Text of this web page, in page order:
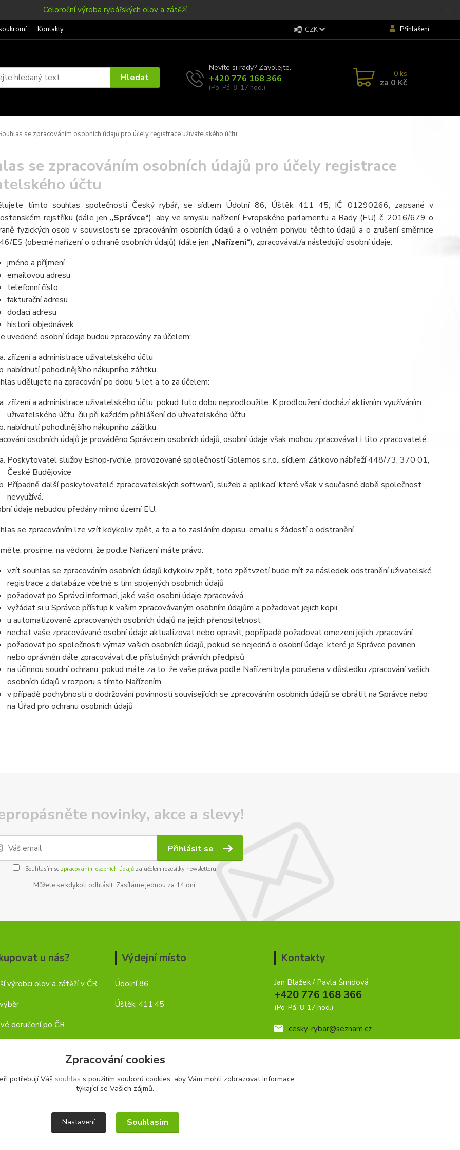
Celoroční výroba rybářských olov a zátěží
Kontakty CZK Přihlášení
Hledat
Nevíte si rady? Zavolejte.
+420 776 168 366
(Po-Pá, 8-17 hod.)
0 ks
za 0 Kč
se zpracováním osobních údajů pro účely registrace uživatelského účtu
se zpracováním osobních údajů pro účely registrace
účtu
tímto souhlas společnosti Český rybář, se sídlem Údolní 86, Úštěk 411 45, IČ 01290266, zapsané v
rejstříku (dále jen „Správce“), aby ve smyslu nařízení Evropského parlamentu a Rady (EU) č. 2016/679 o
fyzických osob v souvislosti se zpracováním osobních údajů a o volném pohybu těchto údajů a o zrušení směrnice
ES (obecné nařízení o ochraně osobních údajů) (dále jen „Nařízení“), zpracovával/a následující osobní údaje:
jméno a příjmení
emailovou adresu
telefonní číslo
fakturační adresu
dodací adresu
historii objednávek
uvedené osobní údaje budou zpracovány za účelem:
zřízení a administrace uživatelského účtu
nabídnutí pohodlnějšího nákupního zážitku
udělujete na zpracování po dobu 5 let a to za účelem:
zřízení a administrace uživatelského účtu, pokud tuto dobu neprodloužíte. K prodloužení dochází aktivním využíváním
uživatelského účtu, čili při každém přihlášení do uživatelského účtu
nabídnutí pohodlnějšího nákupního zážitku
osobních údajů je prováděno Správcem osobních údajů, osobní údaje však mohou zpracovávat i tito zpracovatelé:
Poskytovatel služby Eshop-rychle, provozované společností Golemos s.r.o., sídlem Zátkovo nábřeží 448/73, 370 01,
České Budějovice
Případně další poskytovatelé zpracovatelských softwarů, služeb a aplikací, které však v současné době společnost
nevyužívá.
údaje nebudou předány mimo území EU.
se zpracováním lze vzít kdykoliv zpět, a to a to zasláním dopisu, emailu s žádostí o odstranění.
prosíme, na vědomí, že podle Nařízení máte právo:
vzít souhlas se zpracováním osobních údajů kdykoliv zpět, toto zpětvzetí bude mít za následek odstranění uživatelské
registrace z databáze včetně s tím spojených osobních údajů
požadovat po Správci informaci, jaké vaše osobní údaje zpracovává
vyžádat si u Správce přístup k vašim zpracovávaným osobním údajům a požadovat jejich kopii
u automatizovaně zpracovaných osobních údajů na jejich přenositelnost
nechat vaše zpracovávané osobní údaje aktualizovat nebo opravit, popřípadě požadovat omezení jejich zpracování
požadovat po společnosti výmaz vašich osobních údajů, pokud se nejedná o osobní údaje, které je Správce povinen
nebo oprávněn dále zpracovávat dle příslušných právních předpisů
na účinnou soudní ochranu, pokud máte za to, že vaše práva podle Nařízení byla porušena v důsledku zpracování vašich
osobních údajů v rozporu s tímto Nařízením
v případě pochybností o dodržování povinností souvisejících se zpracováním osobních údajů se obrátit na Správce nebo
na Úřad pro ochranu osobních údajů
novinky, akce a slevy!
Přihlásit se
Souhlasím se zpracováním osobních údajůza účelem rozesílky newsletteru.
Můžete se kdykoli odhlásit. Zasíláme jednou za 14 dní.
u nás?
výrobci olov a zátěží v ČR
doručení po ČR
Výdejní místo
Údolní 86
Úštěk, 411 45
Kontakty
Jan Blažek / Pavla Šmídová
+420 776 168 366
(Po-Pá, 8-17 hod.)
cesky-rybar@seznam.cz
Zpracování cookies
potřebují Váš souhlas s použitím souborů cookies, aby Vám mohli zobrazovat informace
týkající se Vašich zájmů.
Nastavení Souhlasím